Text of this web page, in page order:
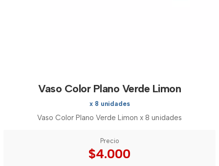
Vaso Color Plano Verde Limon
x 8 unidades
Vaso Color Plano Verde Limon x 8 unidades
Precio
$4.000